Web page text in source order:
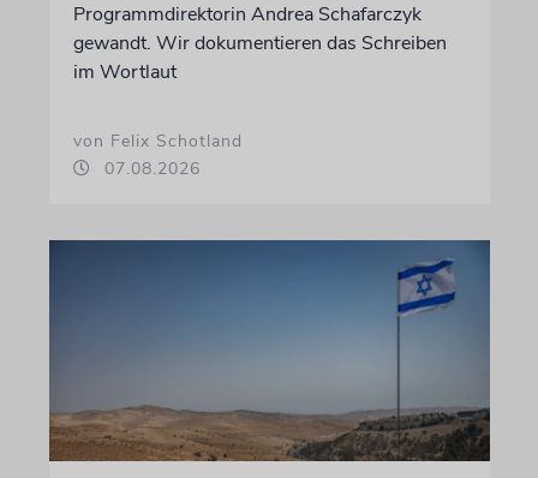
Programmdirektorin Andrea Schafarczyk
gewandt. Wir dokumentieren das Schreiben
im Wortlaut
von Felix Schotland
07.08.2026